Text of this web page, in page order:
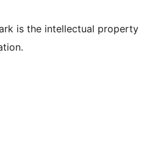
is the intellectual property